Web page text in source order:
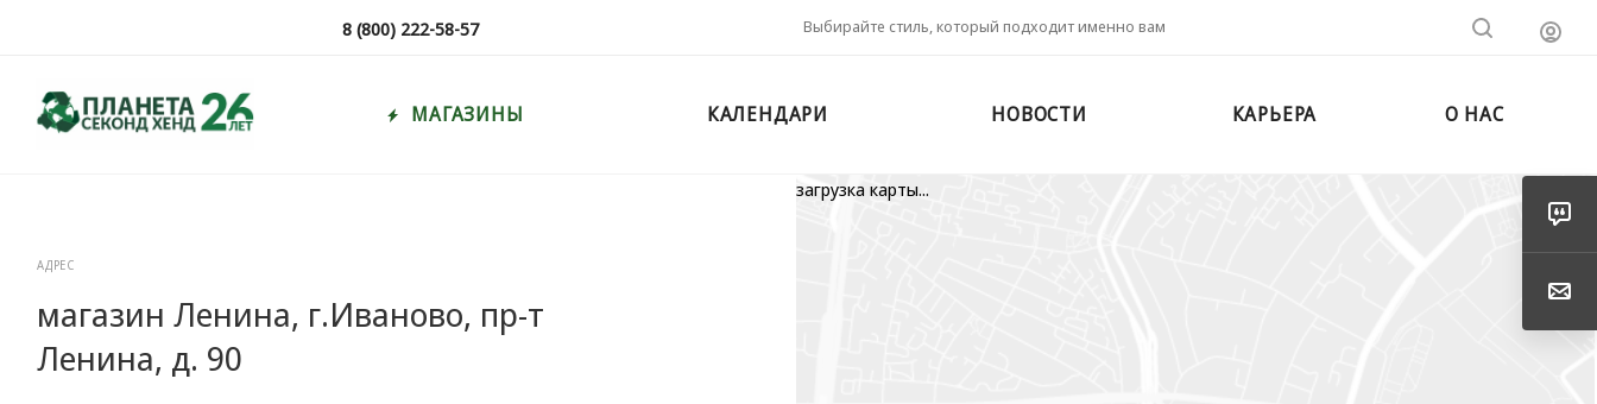
8 (800) 222-58-57 Выбирайте стиль, который подходит именно вам
МАГАЗИНЫ КАЛЕНДАРИ НОВОСТИ КАРЬЕРА О НАС
АДРЕС
магазин Ленина, г.Иваново, пр-т
Ленина, д. 90
загрузка карты...